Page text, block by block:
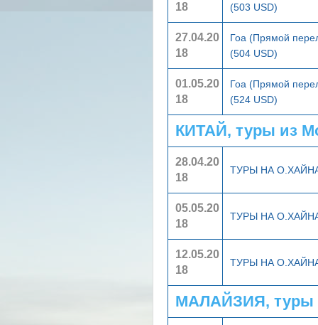
18 (503 USD)
27.04.20
18
Гоа (Прямой
(504 USD)
01.05.20
18
Гоа (Прямой
(524 USD)
КИТАЙ, туры из
28.04.20
18
ТУРЫ НА
05.05.20
18
ТУРЫ НА
12.05.20
18
ТУРЫ НА
МАЛАЙЗИЯ, туры